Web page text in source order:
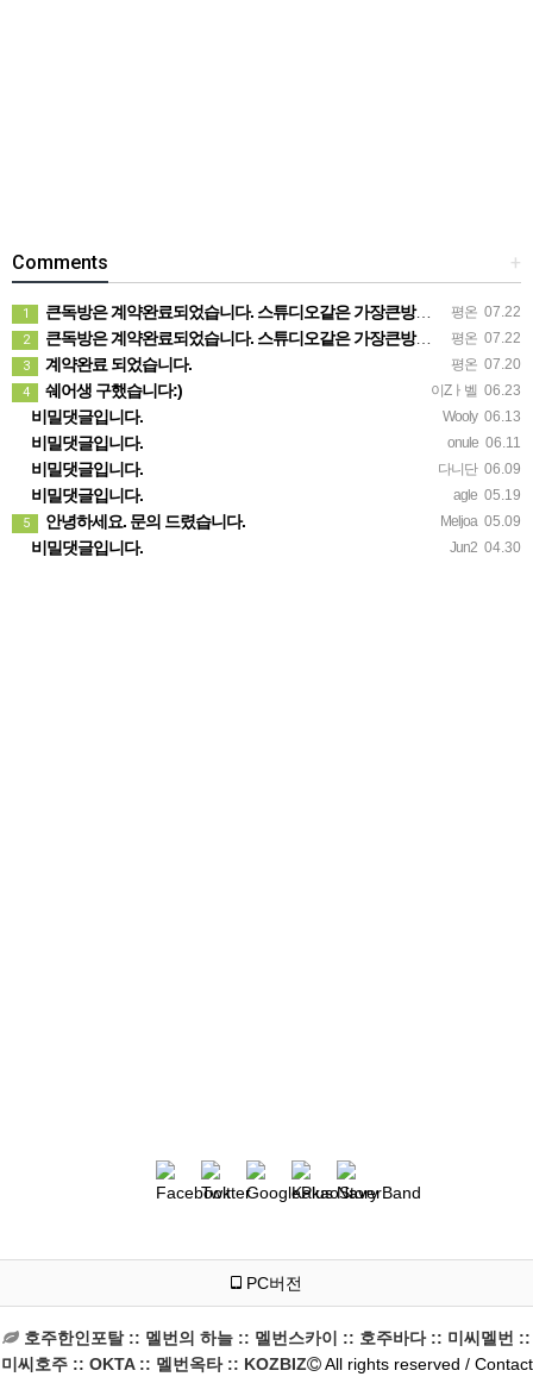
+
Comments
평온 07.22
1 큰독방은 계약완료되었습니다. 스튜디오같은 가장큰방을 2인동시 또는 혼자서 큰독방으로도 즉시입주 가능합니다.
평온 07.22
2 큰독방은 계약완료되었습니다. 스튜디오같은 가장큰방을 2인동시 또는 혼자서 큰독방으로도 즉시입주 가능합니다.
평온 07.20
3 계약완료 되었습니다.
이Zㅏ벨 06.23
4 쉐어생 구했습니다:)
Wooly 06.13
비밀댓글입니다.
onule 06.11
비밀댓글입니다.
다니단 06.09
비밀댓글입니다.
agle 05.19
비밀댓글입니다.
Meljoa 05.09
5 안녕하세요. 문의 드렸습니다.
Jun2 04.30
비밀댓글입니다.
PC버전
호주한인포탈 :: 멜번의 하늘 :: 멜번스카이 :: 호주바다 :: 미씨멜번 ::
미씨호주 :: OKTA :: 멜번옥타 :: KOZBIZ
All rights reserved / Contact